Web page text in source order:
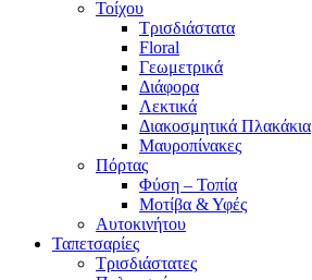
Τοίχου
Τρισδιάστατα
Floral
Γεωμετρικά
Διάφορα
Λεκτικά
Διακοσμητικά Πλακάκια
Μαυροπίνακες
Πόρτας
Φύση – Τοπία
Μοτίβα & Υφές
Αυτοκινήτου
Ταπετσαρίες
Τρισδιάστατες